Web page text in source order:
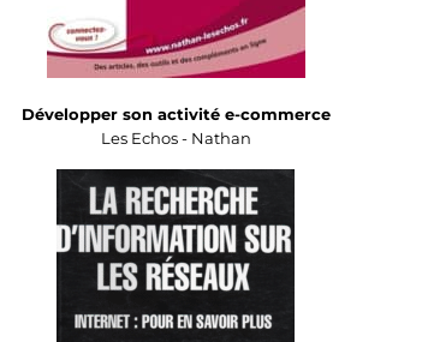
Développer son activité e-commerce
Les Echos - Nathan